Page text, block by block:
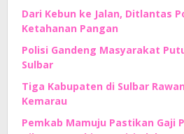
Dari Kebun ke Jalan, Ditlantas
Ketahanan Pangan
Polisi Gandeng Masyarakat
Sulbar
Tiga Kabupaten di Sulbar
Kemarau
Pemkab Mamuju Pastikan Gaji